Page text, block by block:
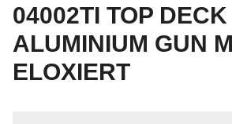
04002TI TOP DECK
ALUMINIUM GUN
ELOXIERT